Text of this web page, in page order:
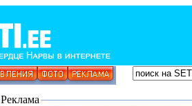
Реклама